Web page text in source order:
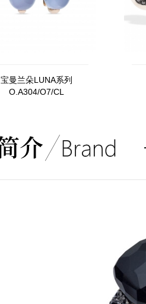
宝曼兰朵LUNA系列
O.A304/O7/CL